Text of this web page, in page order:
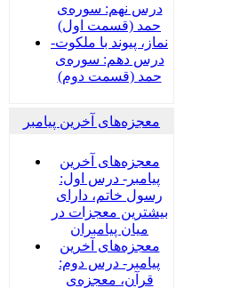
درس نهم: سوره‌ی
حمد (قسمت اول)
نماز، پیوند با ملکوت-
درس دهم: سوره‌ی
حمد (قسمت دوم)
معجزه‌های آخرین پیامبر
معجزه‌های آخرین
پیامبر- درس اول:
رسول خاتم، دارای
بیشترین معجزات در
میان پیامبران
معجزه‌های آخرین
پیامبر- درس دوم:
قرآن، معجزه‌ی